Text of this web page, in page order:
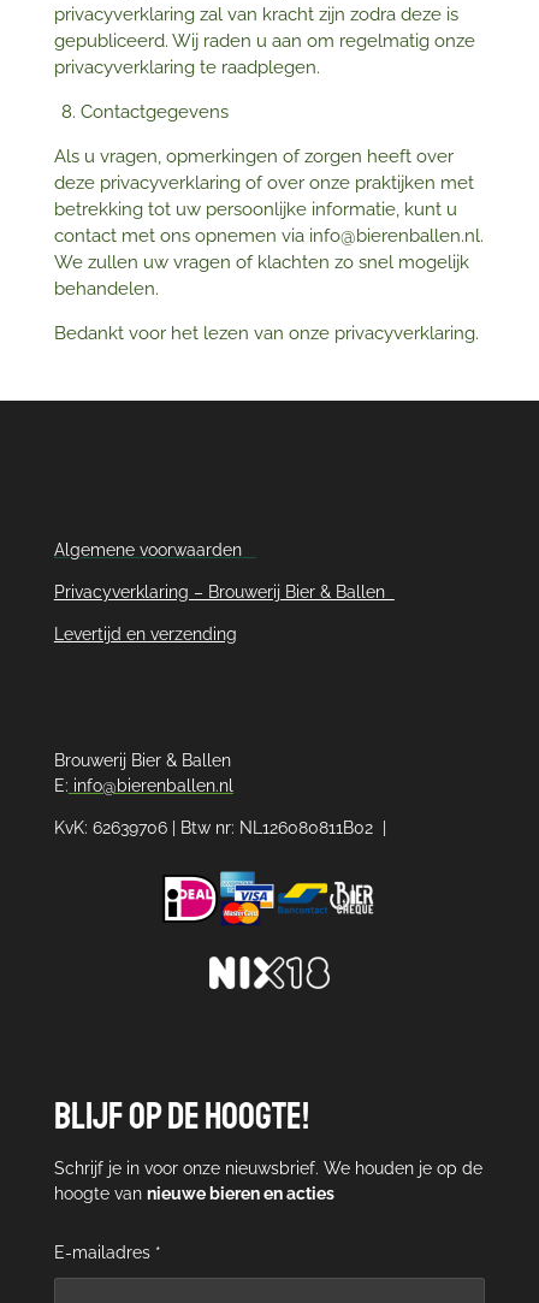
privacyverklaring zal van kracht zijn zodra deze is
gepubliceerd. Wij raden u aan om regelmatig onze
privacyverklaring te raadplegen.
Contactgegevens
Als u vragen, opmerkingen of zorgen heeft over
deze privacyverklaring of over onze praktijken met
betrekking tot uw persoonlijke informatie, kunt u
contact met ons opnemen via info@bierenballen.nl.
We zullen uw vragen of klachten zo snel mogelijk
behandelen.
Bedankt voor het lezen van onze privacyverklaring.
Algemene voorwaarden
Privacyverklaring – Brouwerij Bier & Ballen
Levertijd en verzending
Brouwerij Bier & Ballen
E: info@bierenballen.nl
KvK: 62639706 | Btw nr: NL126080811B02 |
Blijf op de hoogte!
Schrijf je in voor onze nieuwsbrief. We houden je op de
hoogte van nieuwe bieren en acties
E-mailadres *